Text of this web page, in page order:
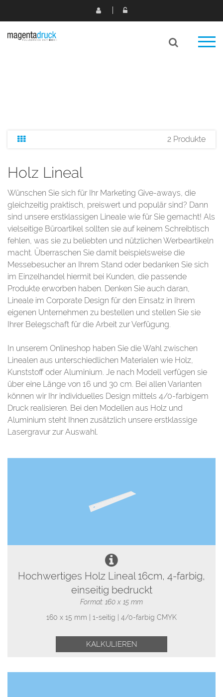
2 Produkte
Holz Lineal
Wünschen Sie sich für Ihr Marketing Give-aways, die
gleichzeitig praktisch, preiswert und populär sind? Dann
sind unsere erstklassigen Lineale wie für Sie gemacht! Als
vielseitige Büroartikel sollten sie auf keinem Schreibtisch
fehlen, was sie zu beliebten und nützlichen Werbeartikeln
macht. Überraschen Sie damit beispielsweise die
Messebesucher an Ihrem Stand oder bedanken Sie sich
im Einzelhandel hiermit bei Kunden, die passende
Produkte erworben haben. Denken Sie auch daran,
Lineale im Corporate Design für den Einsatz in Ihrem
eigenen Unternehmen zu bestellen und stellen Sie sie
Ihrer Belegschaft für die Arbeit zur Verfügung.
In unserem Onlineshop haben Sie die Wahl zwischen
Linealen aus unterschiedlichen Materialen wie Holz,
Kunststoff oder Aluminium. Je nach Modell verfügen sie
über eine Länge von 16 und 30 cm. Bei allen Varianten
können wir Ihr individuelles Design mittels 4/0-farbigem
Druck realisieren. Bei den Modellen aus Holz und
Aluminium steht Ihnen zusätzlich unsere erstklassige
Lasergravur zur Auswahl.
Hochwertiges Holz Lineal 16cm, 4-farbig,
einseitig bedruckt
Format: 160 x 15 mm
160 x 15 mm | 1-seitig | 4/0-farbig CMYK
KALKULIEREN